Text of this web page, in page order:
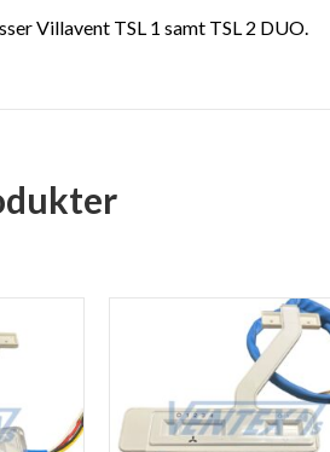
Villavent TSL 1 samt TSL 2 DUO.